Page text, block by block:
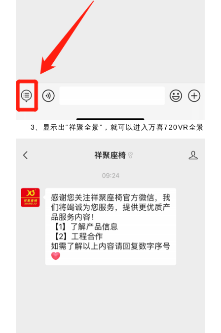
3、显示出“祥聚全景”，就可以进入万喜720VR全景